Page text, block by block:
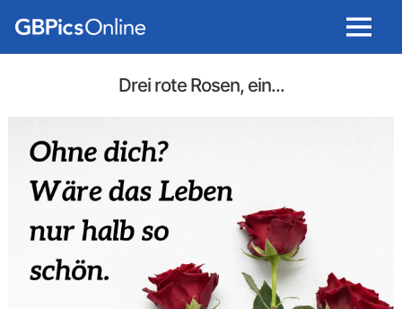
Menu
Drei rote Rosen, ein...